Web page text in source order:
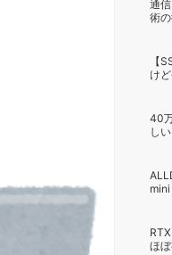
通
術
【
け
40
しい
ほ